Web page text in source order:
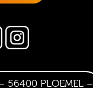
56400 PLOEMEL –